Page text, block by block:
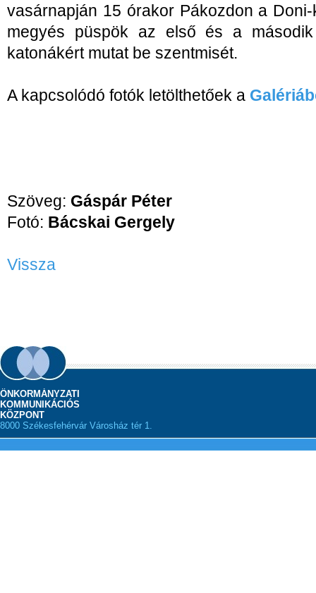
vasárnapján 15 órakor Pákozdon a
megyés püspök az első és a második
katonákért mutat be szentmisét.
A kapcsolódó fotók letölthetőek a
Szöveg: Gáspár Péter
Fotó: Bácskai Gergely
Vissza
ÖNKORMÁNYZATI
KOMMUNIKÁCIÓS
KÖZPONT
8000 Székesfehérvár Városház tér 1.